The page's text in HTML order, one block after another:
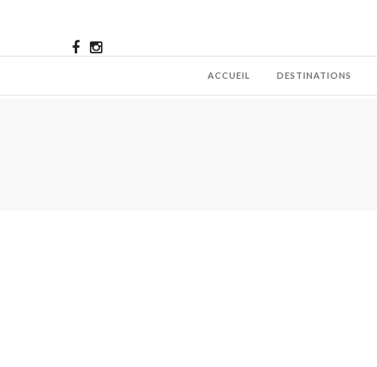
ACCUEIL DESTINATIONS